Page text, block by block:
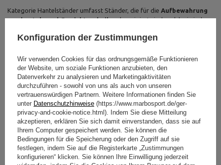
Kategorie Hantelständer umfasst Ständer, die für die Aufbewahrung
von hanteln und Gewichtsscheibenkonzipiert sind, welche in jedem
Hantelablagen helfen nicht nur dabei, Ordnung im
bei der Nutzung der Ausrüstung. Die richtige Aufbewahrung von
Langhanteln und Scheibenschützt sie vor Beschädigungen
minimiert gleichzeitig das Risiko von Unfällen und Kratzern auf
dem Boden.
In unserem Sortiment finden SieHantelständer aus robustem und
langlebigem Stahl. Dieses Material gewährleistet die Stabilität der
gesamten Konstruktion sowie eine hohe Ästhetik. Zudem sind viele
unserer Modelle, wie zum Beispiel derLanghantelständer UR-S001 -
UpForm, mit rutschfesten Pads ausgestattet, die das Verrutschen des
Geräts auf dem Boden minimieren. Dies garantiert den Trainierenden
Sicherheit und Komfort beim Training.
Konfiguration der Zustimmungen
Wir verwenden Cookies für das ordnungsgemäße Funktionieren
der Website, um soziale Funktionen anzubieten, den
Datenverkehr zu analysieren und Marketingaktivitäten
durchzuführen - sowohl von uns als auch von unseren
vertrauenswürdigen Partnern. Weitere Informationen finden Sie
unter Datenschutzhinweise (https://www.marbosport.de/ger-
privacy-and-cookie-notice.html). Indem Sie diese Mitteilung
akzeptieren, erklären Sie sich damit einverstanden, dass sie auf
Ihrem Computer gespeichert werden. Sie können die
Bedingungen für die Speicherung oder den Zugriff auf sie
festlegen, indem Sie auf die Registerkarte „Zustimmungen
konfigurieren“ klicken. Sie können Ihre Einwilligung jederzeit